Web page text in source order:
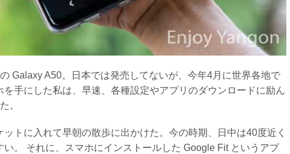
Galaxy A50。日本では発売してないが、今年4月に世界各地で
手にした私は、早速、各種設定やアプリのダウンロードに励ん
。
トに入れて早朝の散歩に出かけた。今の時期、日中は40度近く
。 それに、スマホにインストールした Google Fit というアプ